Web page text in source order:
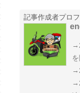
記事作成者プロ